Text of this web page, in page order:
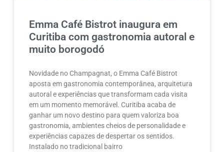
Emma Café Bistrot inaugura em
Curitiba com gastronomia autoral e
muito borogodó
Novidade no Champagnat, o Emma Café Bistrot
aposta em gastronomia contemporânea, arquitetura
autoral e experiências que transformam cada visita
em um momento memorável. Curitiba acaba de
ganhar um novo destino para quem valoriza boa
gastronomia, ambientes cheios de personalidade e
experiências capazes de despertar os sentidos.
Instalado no tradicional bairro